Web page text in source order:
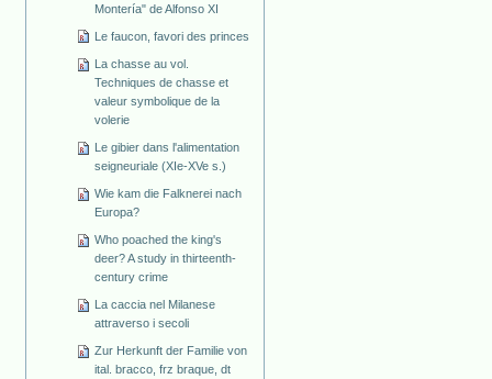
Montería" de Alfonso XI
Le faucon, favori des princes
La chasse au vol.
Techniques de chasse et
valeur symbolique de la
volerie
Le gibier dans l'alimentation
seigneuriale (XIe-XVe s.)
Wie kam die Falknerei nach
Europa?
Who poached the king's
deer? A study in thirteenth-
century crime
La caccia nel Milanese
attraverso i secoli
Zur Herkunft der Familie von
ital. bracco, frz braque, dt